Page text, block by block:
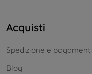
Acquisti
Spedizione e pagamenti
Blog